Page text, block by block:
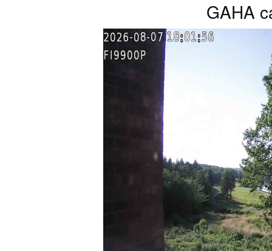
GAHA